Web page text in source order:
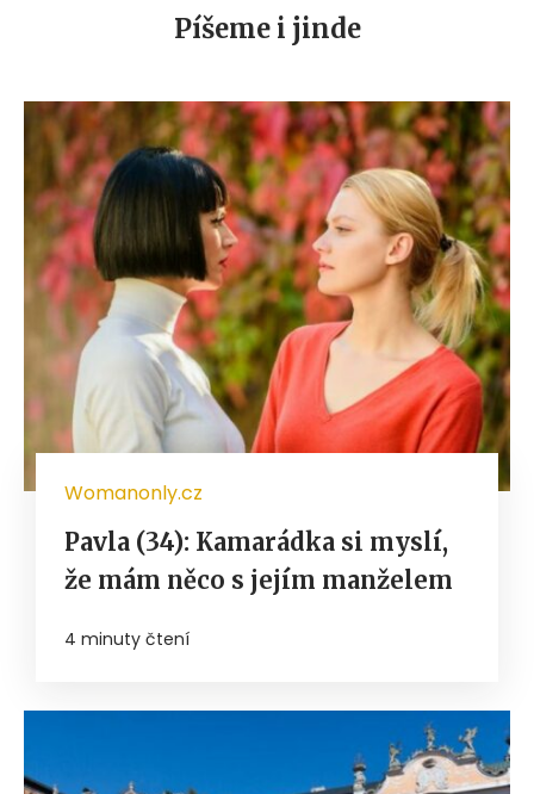
Píšeme i jinde
Womanonly.cz
Pavla (34): Kamarádka si myslí,
že mám něco s jejím manželem
4 minuty čtení